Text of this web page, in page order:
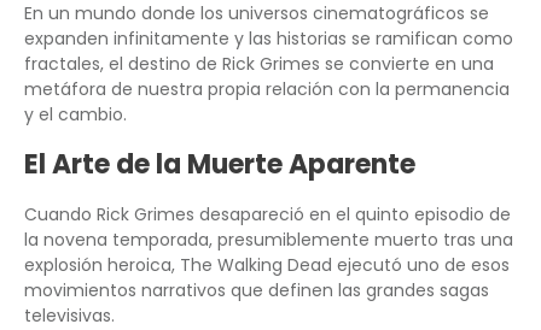
En un mundo donde los universos cinematográficos se
expanden infinitamente y las historias se ramifican como
fractales, el destino de Rick Grimes se convierte en una
metáfora de nuestra propia relación con la permanencia
y el cambio.
El Arte de la Muerte Aparente
Cuando Rick Grimes desapareció en el quinto episodio de
la novena temporada, presumiblemente muerto tras una
explosión heroica, The Walking Dead ejecutó uno de esos
movimientos narrativos que definen las grandes sagas
televisivas.